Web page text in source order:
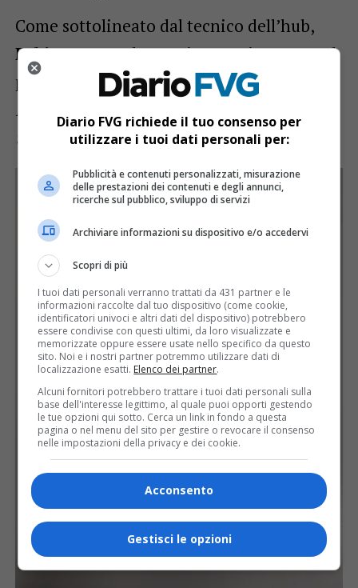
Come sottolineato dal tecnico dell’hub,
Fabio Nocent, la vera innovazione sta nel
progettare i componenti“a partire dalle
loro funzioni, e non dai limiti dei processi
tradizionali”.
Diario FVG richiede il tuo consenso per
utilizzare i tuoi dati personali per:
Pubblicità e contenuti personalizzati, misurazione
delle prestazioni dei contenuti e degli annunci,
ricerche sul pubblico, sviluppo di servizi
Archiviare informazioni su dispositivo e/o accedervi
Scopri di più
I tuoi dati personali verranno trattati da 431 partner e le
informazioni raccolte dal tuo dispositivo (come cookie,
identificatori univoci e altri dati del dispositivo) potrebbero
essere condivise con questi ultimi, da loro visualizzate e
memorizzate oppure essere usate nello specifico da questo
sito. Noi e i nostri partner potremmo utilizzare dati di
localizzazione esatti. Elenco dei partner.
Alcuni fornitori potrebbero trattare i tuoi dati personali sulla
base dell'interesse legittimo, al quale puoi opporti gestendo
le tue opzioni qui sotto. Cerca un link in fondo a questa
pagina o nel menu del sito per gestire o revocare il consenso
nelle impostazioni della privacy e dei cookie.
Acconsento
Gestisci le opzioni